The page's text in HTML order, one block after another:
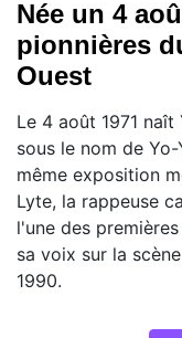
Née un 4
pionnières
Ouest
Le 4 août 1971
sous le nom de
même exposition
Lyte, la rappeuse
l'une des
sa voix sur la
1990.